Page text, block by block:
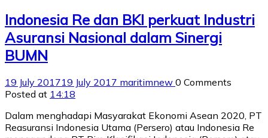
Indonesia Re dan BKI perkuat Industri
Asuransi Nasional dalam Sinergi
BUMN
19 July 201719 July 2017 maritimnew 0 Comments
Posted at 14:18
Dalam menghadapi Masyarakat Ekonomi Asean 2020, PT
Reasuransi Indonesia Utama (Persero) atau Indonesia Re